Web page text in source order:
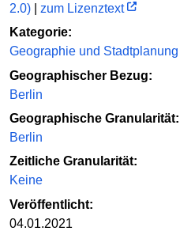
2.0)
zum Lizenztext
Kategorie:
Geographie und Stadtplanung
Geographischer Bezug:
Berlin
Geographische Granularität:
Berlin
Zeitliche Granularität:
Keine
Veröffentlicht:
04.01.2021